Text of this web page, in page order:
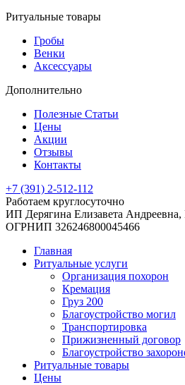
Ритуальные товары
Гробы
Венки
Аксессуары
Дополнительно
Полезные Статьи
Цены
Акции
Отзывы
Контакты
+7 (391) 2-512-112
Работаем круглосуточно
ИП Дерягина Елизавета Андреевна,
ОГРНИП 326246800045466
Главная
Ритуальные услуги
Организация похорон
Кремация
Груз 200
Благоустройство могил
Транспортировка
Прижизненный договор
Благоустройство
Ритуальные товары
Цены